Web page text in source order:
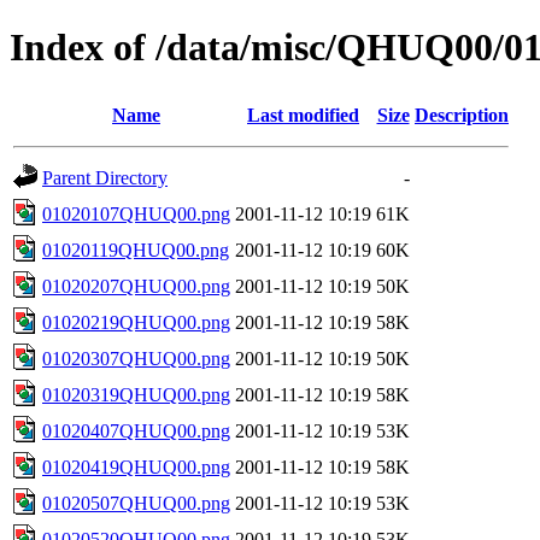
Index of /data/misc/QHUQ00/
Name Last modified Size Description
Parent Directory
-
01020107QHUQ00.png 2001-11-12 10:19 61K
01020119QHUQ00.png 2001-11-12 10:19 60K
01020207QHUQ00.png 2001-11-12 10:19 50K
01020219QHUQ00.png 2001-11-12 10:19 58K
01020307QHUQ00.png 2001-11-12 10:19 50K
01020319QHUQ00.png 2001-11-12 10:19 58K
01020407QHUQ00.png 2001-11-12 10:19 53K
01020419QHUQ00.png 2001-11-12 10:19 58K
01020507QHUQ00.png 2001-11-12 10:19 53K